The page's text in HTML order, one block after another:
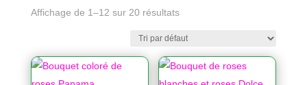
Affichage de 1–12 sur 20 résultats